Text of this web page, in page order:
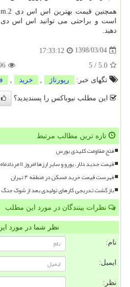
همچنین قیمت بهترین اس اس دی m.2
است و براحتی می توانید اس اس
دهید.
1398/03/04
17:33:12
5.0
/
5
تگهای خبر:
رپورتاژ خرید
این مطلب نیوباکس را پسندیدید؟
تازه ترین مطالب مرتبط
فتح مقاومت کلیدی بورس
قیمت جدید دلار، یورو و سایر ارزها امروز ۱۱ مردادماه ۱۴۰۵
فهرست قیمت خرید مسکن در منطقه ۴ تهران
بازگشت تدریجی کارهای تولیدی بعد از شوک جنگ
نظرات بینندگان در مورد این مطلب
نظر شما در مورد
نام:
ایمیل:
نظر: